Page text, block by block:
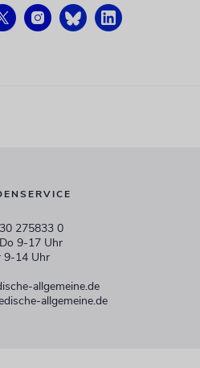
275833 0
9-17 Uhr
9-14 Uhr
allgemeine.de
allgemeine.de